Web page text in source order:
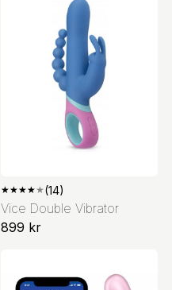
★★★★★(14)
Vice Double Vibrator
899 kr